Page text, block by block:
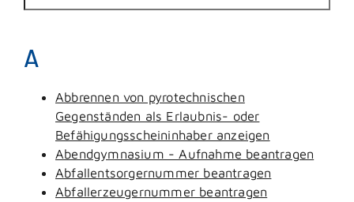
A
Abbrennen von pyrotechnischen
Gegenständen als Erlaubnis- oder
Befähigungsscheininhaber anzeigen
Abendgymnasium - Aufnahme beantragen
Abfallentsorgernummer beantragen
Abfallerzeugernummer beantragen